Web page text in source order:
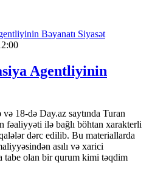
Siyasət
Agentliyinin
18-də Day.az saytında Turan
fəaliyyəti ilə bağlı böhtan xarakterli
dərc edilib. Bu materiallarda
asılı və xarici
tabe olan bir qurum kimi təqdim